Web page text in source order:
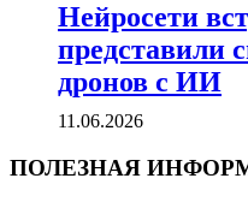
Нейросети
представили
дронов с ИИ
11.06.2026
ПОЛЕЗНАЯ